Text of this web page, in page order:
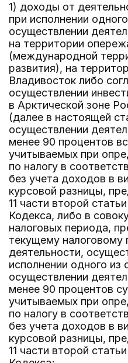
1) доходы от
при исполнении
осуществлении
на территории
(международной
развития), на
Владивосток либо
осуществлении
в Арктической зоне
(далее в настоящей
осуществлении
менее 90 процентов
учитываемых при
по налогу в
без учета доходов в
курсовой разницы,
11 части второй
Кодекса, либо в
налоговых периода,
текущему
деятельности,
исполнении одного из
осуществлении
менее 90 процентов
учитываемых при
по налогу в
без учета доходов в
курсовой разницы,
11 части второй